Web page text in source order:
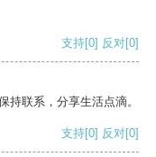
支持[0] 反对[0]
持联系，分享生活点滴。
支持[0] 反对[0]